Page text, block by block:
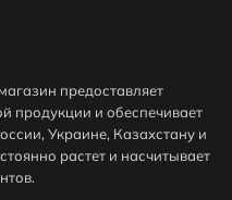
предоставляет
продукции и обеспечивает
Украине, Казахстану и
растет и насчитывает